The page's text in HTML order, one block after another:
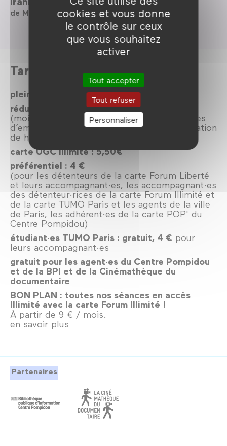
cookies et vous donne
le contrôle sur ceux
que vous souhaitez
activer
Tout accepter
Tout refuser
Personnaliser
de Mehran Tamadon
Tarifs
plein: 7,50€
réduit : 6€
(moins de 30 ans, étudiant·es, demandeur·ses
d’emploi, plus de 60 ans, personnes en situation
de handicap).
carte UGC Illimité : 5,50€
préférentiel : 4 €
(pour les détenteurs de la carte Forum Liberté
et leurs accompagnant·es, les accompagnant·es
des détenteur·rices de la carte Forum Illimité et
de la carte TUMO Paris et les agents de la ville
de Paris, les adhérent·es de la carte POP' du
Centre Pompidou)
étudiant·es TUMO Paris : gratuit, 4 € pour
leurs accompagnant·es
gratuit pour les agent·es du Centre Pompidou
et de la BPI et de la Cinémathèque du
documentaire
BON PLAN : toutes nos séances en accès
Illimité avec la carte Forum Illimité !
À partir de 9 € / mois.
en savoir plus
Partenaires